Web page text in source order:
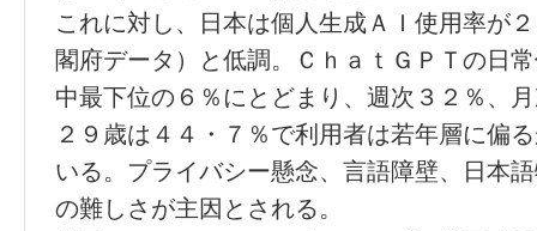
これに対し、日本は個人生成ＡＩ使用率が
閣府データ）と低調。ＣｈａｔＧＰＴの日
中最下位の６％にとどまり、週次３２％、
２９歳は４４・７％で利用者は若年層に偏
いる。プライバシー懸念、言語障壁、日本
の難しさが主因とされる。